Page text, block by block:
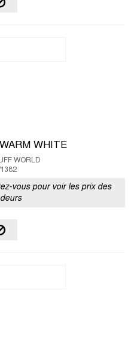
WHITE
WORLD
vous pour voir les prix des